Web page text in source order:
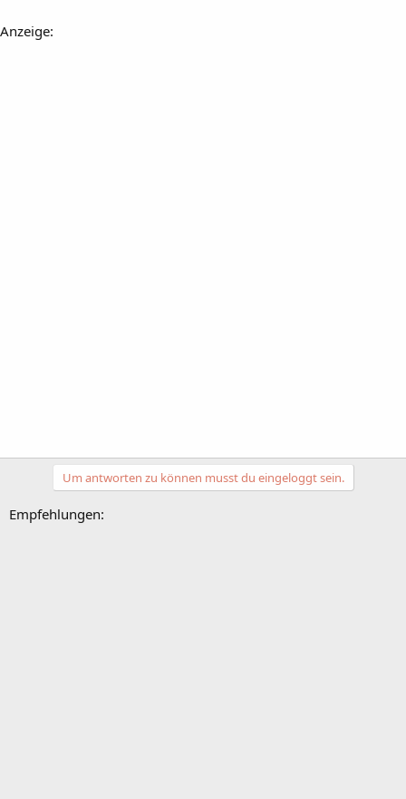
Anzeige:
Um antworten zu können musst du eingeloggt sein.
Empfehlungen: